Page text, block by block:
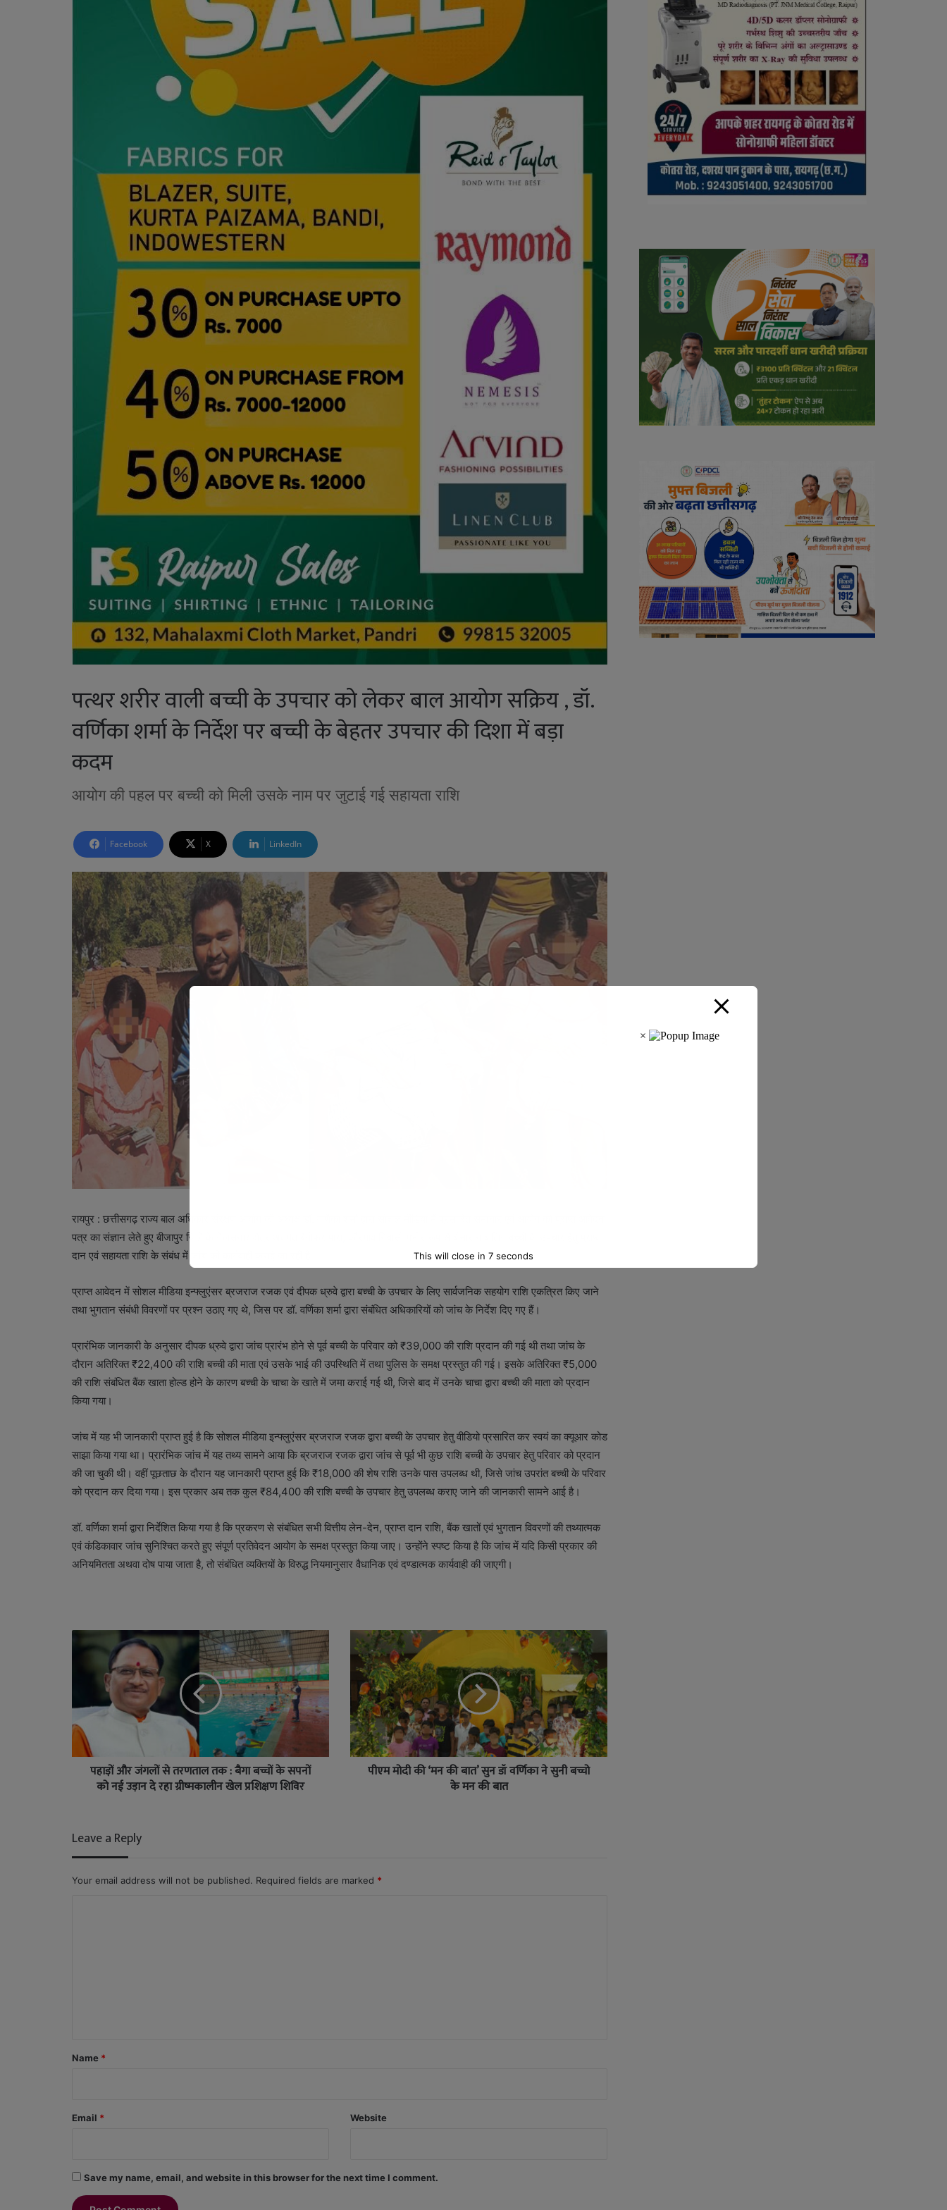
पत्थर शरीर वाली बच्ची के उपचार को लेकर बाल आयोग सक्रिय , डॉ.
वर्णिका शर्मा के निर्देश पर बच्ची के बेहतर उपचार की दिशा में बड़ा
कदम
आयोग की पहल पर बच्ची को मिली उसके नाम पर जुटाई गई सहायता राशि
Facebook X LinkedIn
रायपुर : छत्तीसगढ़ राज्य बाल अधिकार संरक्षण आयोग की अध्यक्ष डॉ. वर्णिका शर्मा द्वारा सोशल मीडिया में प्रसारित समाचार एवं आयोग को प्राप्त आवेदन
पत्र का संज्ञान लेते हुए बीजापुर जिले के नेलसनार क्षेत्र अंतर्गत बेंगोफर पारा, कौरगांव निवासी गंभीर रूप से बीमार नाबालिग बच्ची के उपचार हेतु प्राप्त
दान एवं सहायता राशि के संबंध में जांच की कार्यवाही कराई जा रही है।
प्राप्त आवेदन में सोशल मीडिया इन्फ्लुएंसर ब्रजराज रजक एवं दीपक ध्रुवे द्वारा बच्ची के उपचार के लिए सार्वजनिक सहयोग राशि एकत्रित किए जाने
तथा भुगतान संबंधी विवरणों पर प्रश्न उठाए गए थे, जिस पर डॉ. वर्णिका शर्मा द्वारा संबंधित अधिकारियों को जांच के निर्देश दिए गए हैं।
प्रारंभिक जानकारी के अनुसार दीपक ध्रुवे द्वारा जांच प्रारंभ होने से पूर्व बच्ची के परिवार को ₹39,000 की राशि प्रदान की गई थी तथा जांच के
दौरान अतिरिक्त ₹22,400 की राशि बच्ची की माता एवं उसके भाई की उपस्थिति में तथा पुलिस के समक्ष प्रस्तुत की गई। इसके अतिरिक्त ₹5,000
की राशि संबंधित बैंक खाता होल्ड होने के कारण बच्ची के चाचा के खाते में जमा कराई गई थी, जिसे बाद में उनके चाचा द्वारा बच्ची की माता को प्रदान
किया गया।
जांच में यह भी जानकारी प्राप्त हुई है कि सोशल मीडिया इन्फ्लुएंसर ब्रजराज रजक द्वारा बच्ची के उपचार हेतु वीडियो प्रसारित कर स्वयं का क्यूआर कोड
साझा किया गया था। प्रारंभिक जांच में यह तथ्य सामने आया कि ब्रजराज रजक द्वारा जांच से पूर्व भी कुछ राशि बच्ची के उपचार हेतु परिवार को प्रदान
की जा चुकी थी। वहीं पूछताछ के दौरान यह जानकारी प्राप्त हुई कि ₹18,000 की शेष राशि उनके पास उपलब्ध थी, जिसे जांच उपरांत बच्ची के परिवार
को प्रदान कर दिया गया। इस प्रकार अब तक कुल ₹84,400 की राशि बच्ची के उपचार हेतु उपलब्ध कराए जाने की जानकारी सामने आई है।
डॉ. वर्णिका शर्मा द्वारा निर्देशित किया गया है कि प्रकरण से संबंधित सभी वित्तीय लेन-देन, प्राप्त दान राशि, बैंक खातों एवं भुगतान विवरणों की तथ्यात्मक
एवं कंडिकावार जांच सुनिश्चित करते हुए संपूर्ण प्रतिवेदन आयोग के समक्ष प्रस्तुत किया जाए। उन्होंने स्पष्ट किया है कि जांच में यदि किसी प्रकार की
अनियमितता अथवा दोष पाया जाता है, तो संबंधित व्यक्तियों के विरुद्ध नियमानुसार वैधानिक एवं दण्डात्मक कार्यवाही की जाएगी।
पहाड़ों और जंगलों से तरणताल तक : बैगा बच्चों के सपनों
को नई उड़ान दे रहा ग्रीष्मकालीन खेल प्रशिक्षण शिविर
पीएम मोदी की ‘मन की बात’ सुन डॉ वर्णिका ने सुनी बच्चो
के मन की बात
Leave a Reply
Your email address will not be published. Required fields are marked *
*
Name *
Email * Website
Save my name, email, and website in this browser for the next time I comment.
This will close in 5 seconds